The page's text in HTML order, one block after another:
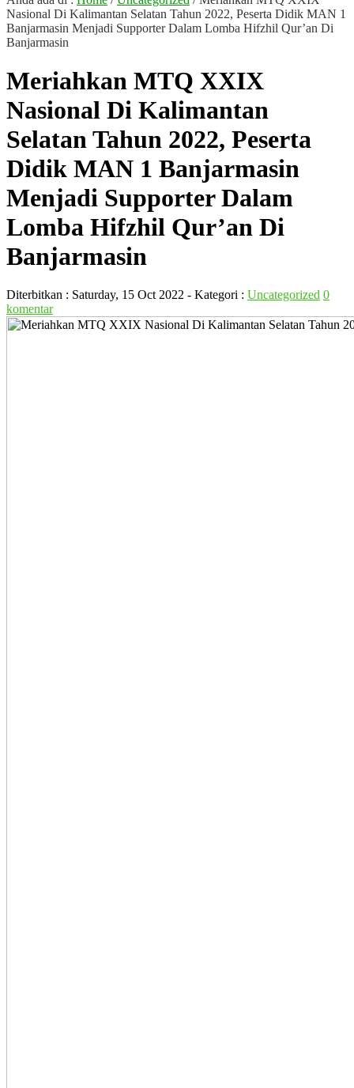
Nasional Di Kalimantan Selatan Tahun 2022, Peserta Didik MAN 1
Banjarmasin Menjadi Supporter Dalam Lomba Hifzhil Qur’an Di
Banjarmasin
Meriahkan MTQ XXIX
Nasional Di Kalimantan
Selatan Tahun 2022, Peserta
Didik MAN 1 Banjarmasin
Menjadi Supporter Dalam
Lomba Hifzhil Qur’an Di
Banjarmasin
Diterbitkan : Saturday, 15 Oct 2022 - Kategori : Uncategorized 0
komentar